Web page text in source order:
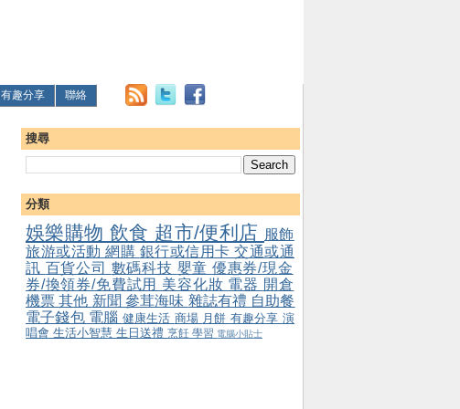
有趣分享 聯絡
搜尋
分類
娛樂購物 飲食 超市/便利店 服飾
旅游或活動 網購 銀行或信用卡 交通或通
訊 百貨公司 數碼科技 嬰童 優惠券/現金
券/換領券/免費試用 美容化妝 電器 開倉
機票其他 新聞參茸海味 雜誌有禮 自助餐
電子錢包 電腦 健康生活 商場 月餅 有趣分享 演
唱會 生活小智慧 生日送禮 烹飪 學習 電腦小貼士